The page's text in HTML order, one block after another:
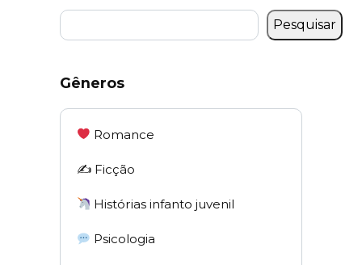
Pesquisar
Gêneros
Romance
✍️ Ficção
Histórias infanto juvenil
Psicologia